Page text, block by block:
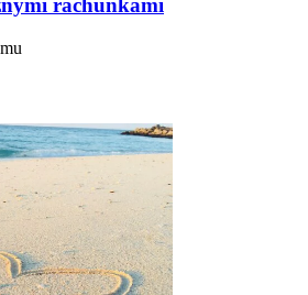
rachunkami